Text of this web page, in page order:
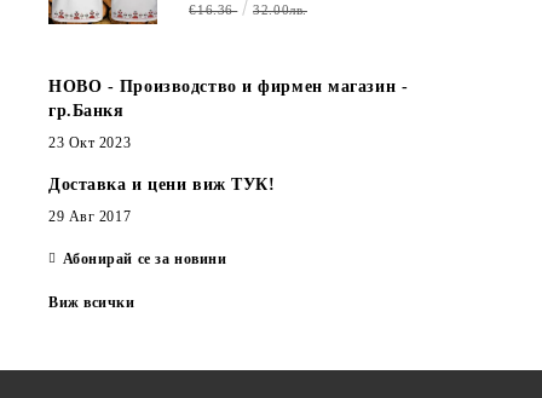
€16.36 32.00лв.
НОВО - Производство и фирмен магазин -
гр.Банкя
23 Окт 2023
Доставка и цени виж ТУК!
29 Авг 2017
Абонирай се за новини
Виж всички